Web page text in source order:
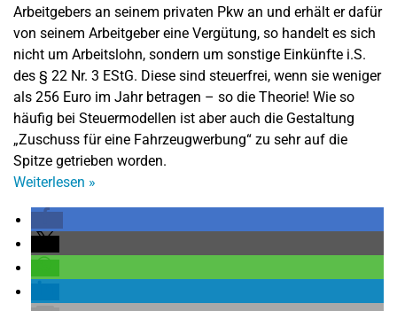
Arbeitgebers an seinem privaten Pkw an und erhält er dafür
von seinem Arbeitgeber eine Vergütung, so handelt es sich
nicht um Arbeitslohn, sondern um sonstige Einkünfte i.S.
des § 22 Nr. 3 EStG. Diese sind steuerfrei, wenn sie weniger
als 256 Euro im Jahr betragen – so die Theorie! Wie so
häufig bei Steuermodellen ist aber auch die Gestaltung
„Zuschuss für eine Fahrzeugwerbung“ zu sehr auf die
Spitze getrieben worden.
Weiterlesen »